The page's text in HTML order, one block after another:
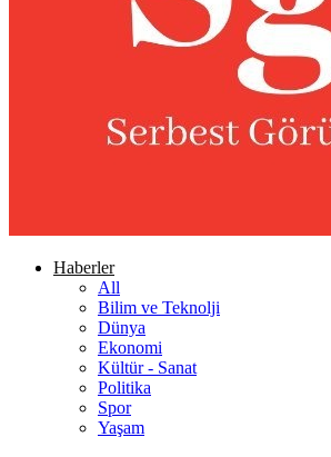
Haberler
All
Bilim ve Teknolji
Dünya
Ekonomi
Kültür - Sanat
Politika
Spor
Yaşam